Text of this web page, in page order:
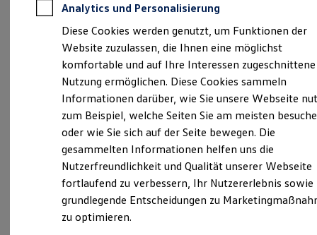
Für Gewerbekunden
Profi Paket
TopDeal
Gebrauchtwagen
ProfiPartner für Gebrauchtwagen
Zertifizierte Gebrauchtwagen
Finanzierung
Für Privatkunden
Für Gewerbekunden
Leasing
Für Privatkunden
Für Gewerbekunden
Versicherungen & Garantien
Garantien
Kfz-Versicherung für Nutzfahrzeuge
Restschuldversicherung
Wartungsverträge
Besitzer & Service
Verantwortlich für die Inhalte auf dieser Seite ist die Ramsperger
Automobile GmbH - Co. KG (Impressum & Rechtliches)
Robert-Bosch-Straße 9 - 11, 72622 Nürtingen
vw-nt@ramsperger-automobile.de
Montag-Freitag 07:00-18:00 Uhr
Samstag
08:00 -13:00 Uhr
Analytics und Personalisierung
Diese Cookies werden genutzt, um Funktionen der
Website zuzulassen, die Ihnen eine möglichst
komfortable und auf Ihre Interessen zugeschnittene
Nutzung ermöglichen. Diese Cookies sammeln
Informationen darüber, wie Sie unsere Webseite
zum Beispiel, welche Seiten Sie am meisten
oder wie Sie sich auf der Seite bewegen. Die
gesammelten Informationen helfen uns die
Nutzerfreundlichkeit und Qualität unserer Webseite
fortlaufend zu verbessern, Ihr Nutzererlebnis sowie
grundlegende Entscheidungen zu
zu optimieren.